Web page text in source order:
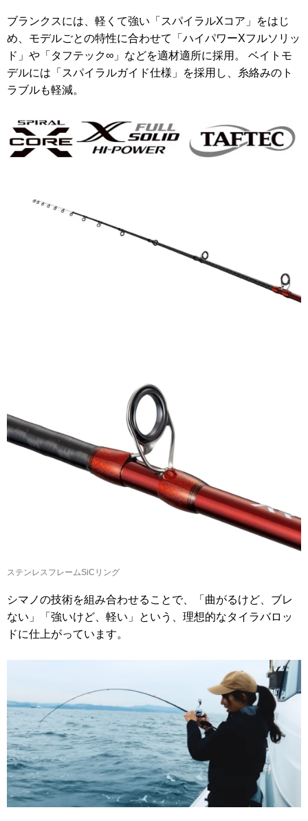
ブランクスには、軽くて強い「スパイラルXコア」をはじ
め、モデルごとの特性に合わせて「ハイパワーXフルソリッ
ド」や「タフテック∞」などを適材適所に採用。 ベイトモ
デルには「スパイラルガイド仕様」を採用し、糸絡みのト
ラブルも軽減。
ステンレスフレームSiCリング
シマノの技術を組み合わせることで、「曲がるけど、ブレ
ない」「強いけど、軽い」という、理想的なタイラバロッ
ドに仕上がっています。